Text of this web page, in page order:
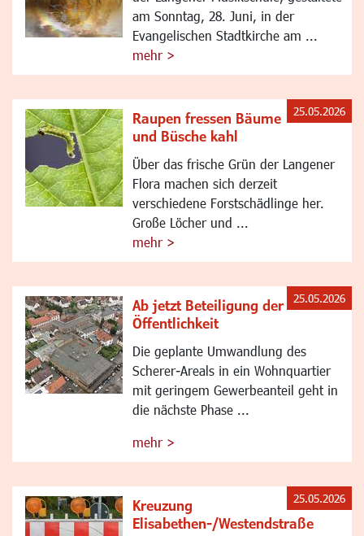
am Sonntag, 28. Juni, in der
Evangelischen Stadtkirche am ...
mehr >
Raupen fressen Bäume
und Büsche kahl
Über das frische Grün der Langener
Flora machen sich derzeit
verschiedene Forstschädlinge her.
Große Löcher und ...
mehr >
25.05.2026
Ab jetzt Beteiligung der
Öffentlichkeit
Die geplante Umwandlung des
Scherer-Areals in ein Wohnquartier
mit geringem Gewerbeanteil geht in
die nächste Phase ...
mehr >
25.05.2026
Kreuzung
Elisabethen-/Westendstraße
25.05.2026